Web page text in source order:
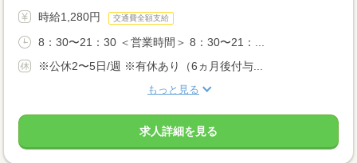
時給1,280円 交通費全額支給
8：30〜21：30 ＜営業時間＞ 8：30〜21：...
※公休2〜5日/週 ※有休あり（6ヵ月後付与...
もっと見る
求人詳細を見る